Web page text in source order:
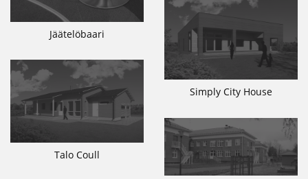
Jäätelöbaari
Simply City House
Talo Coull